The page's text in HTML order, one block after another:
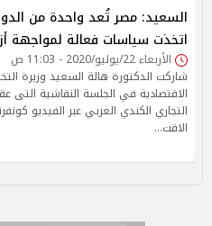
السعيد: مصر تُعد واحدة من
اتخذت سياسات فعالة لمواجهة
الأربعاء 22/يوليو/2020 - 11:03 ص
شاركت الدكتورة هالة السعيد وزيرة
الاقتصادية في الجلسة النقاشية التى
التجاري الكندي العربي عبر الفيديو
الاقت…